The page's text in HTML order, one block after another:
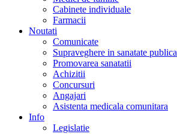
Cabinete individuale
Farmacii
Noutati
Comunicate
Supraveghere in sanatate publica
Promovarea sanatatii
Achizitii
Concursuri
Angajari
Asistenta medicala comunitara
Info
Legislatie